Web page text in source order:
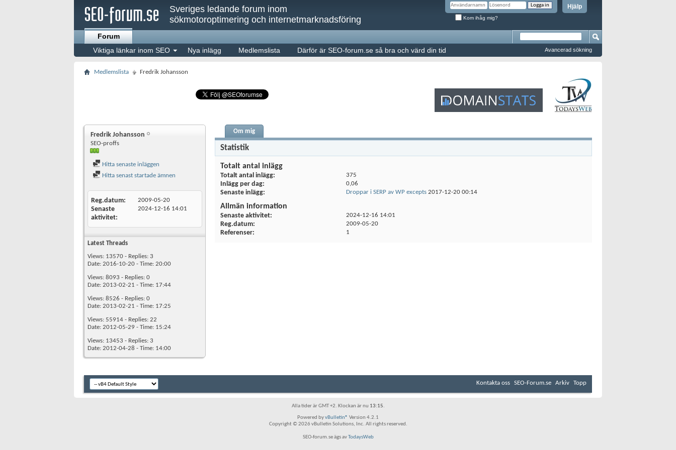
Hjälp
Kom ihåg mig?
Sveriges ledande forum inom
sökmotoroptimering och internetmarknadsföring
Forum
Viktiga länkar inom SEO
Nya inlägg Medlemslista Därför är SEO-forum.se så bra och värd din tid Avancerad sökning
Medlemslista Fredrik Johansson
Fredrik Johansson
SEO-proffs
Hitta senaste inläggen
Hitta senast startade ämnen
Reg.datum 2009-05-20
Senaste
aktivitet
2024-12-16 14:01
Latest Threads
Views: 13570 - Replies: 3
Date: 2016-10-20 - Time: 20:00
Views: 8093 - Replies: 0
Date: 2013-02-21 - Time: 17:44
Views: 8526 - Replies: 0
Date: 2013-02-21 - Time: 17:25
Views: 55914 - Replies: 22
Date: 2012-05-29 - Time: 15:24
Views: 13453 - Replies: 3
Date: 2012-04-28 - Time: 14:00
Om mig
Statistik
Totalt antal inlägg
Totalt antal inlägg 375
Inlägg per dag 0,06
Senaste inlägg Droppar i SERP av WP excepts 2017-12-20 00:14
Allmän information
Senaste aktivitet 2024-12-16 14:01
Reg.datum 2009-05-20
Referenser 1
Kontakta oss SEO-Forum.se Arkiv Topp
Alla tider är GMT +2. Klockan är nu 13:15.
Powered byvBulletin® Version 4.2.1
Copyright © 2026 vBulletin Solutions, Inc. All rights reserved.
SEO-forum.se ägs avTodaysWeb